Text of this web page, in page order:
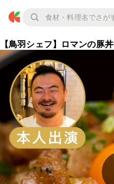
【鳥羽シェフ】ロマンの豚丼